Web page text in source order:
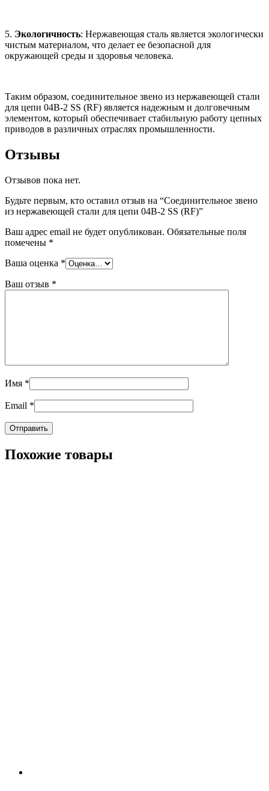
5. Экологичность: Нержавеющая сталь является экологически
чистым материалом, что делает ее безопасной для
окружающей среды и здоровья человека.
Таким образом, соединительное звено из нержавеющей стали
для цепи 04B-2 SS (RF) является надежным и долговечным
элементом, который обеспечивает стабильную работу цепных
приводов в различных отраслях промышленности.
Отзывы
Отзывов пока нет.
Будьте первым, кто оставил отзыв на “Соединительное звено
из нержавеющей стали для цепи 04B-2 SS (RF)”
Ваш адрес email не будет опубликован. Обязательные поля
помечены *
Ваша оценка *
Ваш отзыв *
Имя *
Email *
Похожие товары